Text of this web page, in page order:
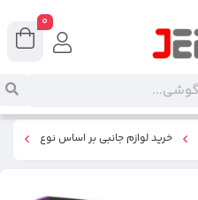
خرید لوازم جانبی بر اساس نوع
0